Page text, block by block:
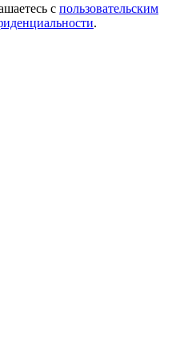
с пользовательским
.